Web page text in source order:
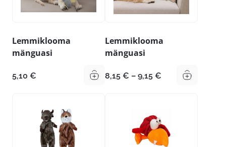
Lemmiklooma
mänguasi
5,10 €
Lemmiklooma
mänguasi
8,15 € – 9,15 € Hinnavahemik: